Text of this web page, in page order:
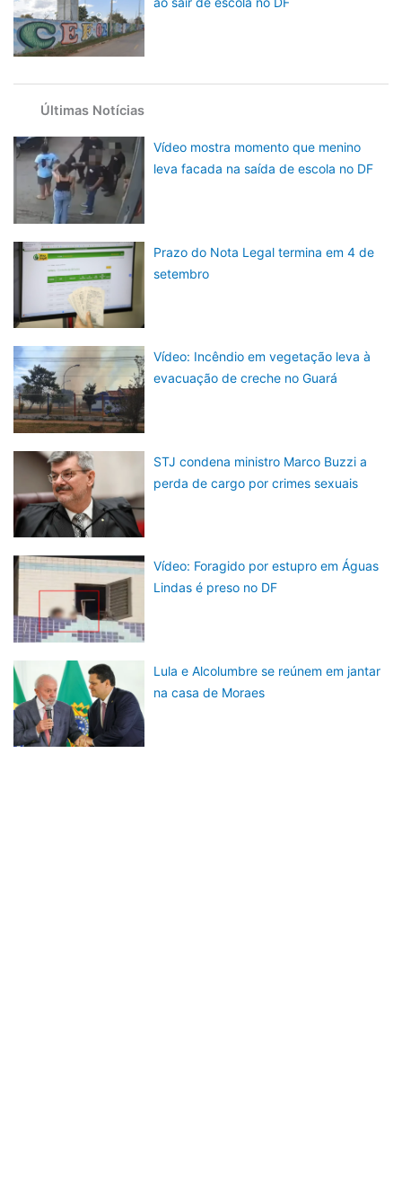
Últimas Notícias
Vídeo mostra momento que menino
leva facada na saída de escola no DF
Prazo do Nota Legal termina em 4 de
setembro
Vídeo: Incêndio em vegetação leva à
evacuação de creche no Guará
STJ condena ministro Marco Buzzi a
perda de cargo por crimes sexuais
Vídeo: Foragido por estupro em Águas
Lindas é preso no DF
Lula e Alcolumbre se reúnem em jantar
na casa de Moraes